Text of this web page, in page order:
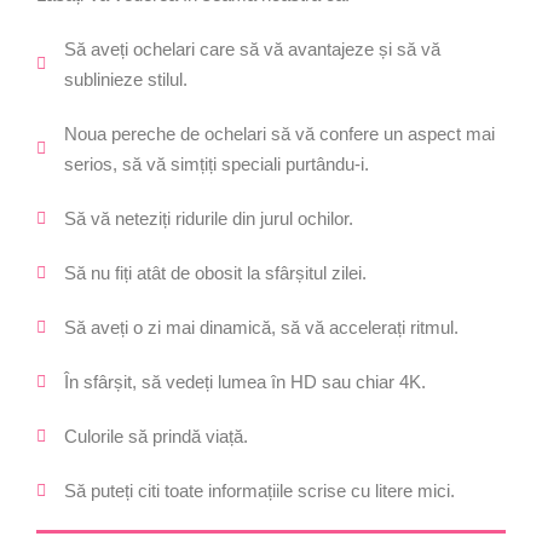
Să aveți ochelari care să vă avantajeze și să vă
sublinieze stilul.
Noua pereche de ochelari să vă confere un aspect mai
serios, să vă simțiți speciali purtându-i.
Să vă neteziți ridurile din jurul ochilor.
Să nu fiți atât de obosit la sfârșitul zilei.
Să aveți o zi mai dinamică, să vă accelerați ritmul.
În sfârșit, să vedeți lumea în HD sau chiar 4K.
Culorile să prindă viață.
Să puteți citi toate informațiile scrise cu litere mici.